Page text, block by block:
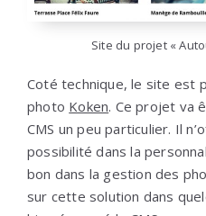
Site du projet «
Coté technique, le site est
photo Koken. Ce projet va
CMS un peu particulier. Il
possibilité dans la
bon dans la gestion des
sur cette solution dans